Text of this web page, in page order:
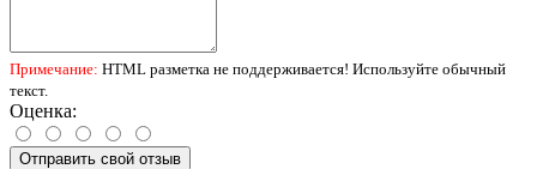
Примечание: HTML разметка не поддерживается! Используйте обычный
текст.
Оценка:
Отправить свой отзыв